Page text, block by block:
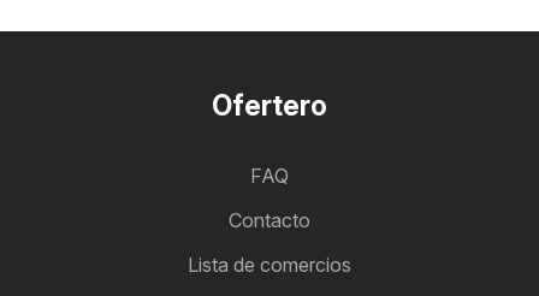
Ofertero
FAQ
Contacto
Lista de comercios